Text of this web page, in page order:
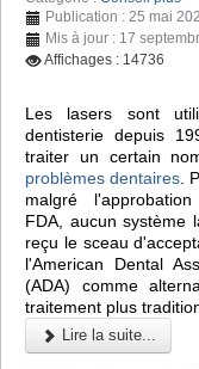
Publication : 25 mai
Mis à jour : 17
Affichages : 14736
Les lasers sont
dentisterie depuis
traiter un certain
problèmes dentaires .
malgré
FDA, aucun système
reçu le sceau
l'American Dental
(ADA) comme
traitement plus
Lire la suite...